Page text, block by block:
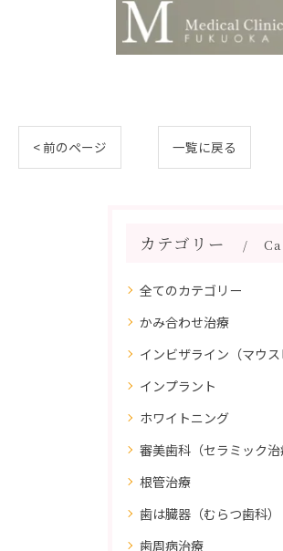
< 前のページ 一覧に戻る
カテゴリー
全てのカテゴリー
かみ合わせ治療
インビザライン（マウス
インプラント
ホワイトニング
審美歯科（セラミック治療、ラミネートべニア、ダ
根管治療
歯は臓器（むらつ歯科）
歯周病治療